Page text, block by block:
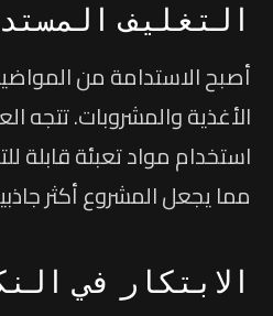
التغليف
أصبح الاستدامة من
الأغذية والمشروبات. تتجه
استخدام مواد تعبئة قابلة
مما يجعل المشروع أكثر
الابتكار في